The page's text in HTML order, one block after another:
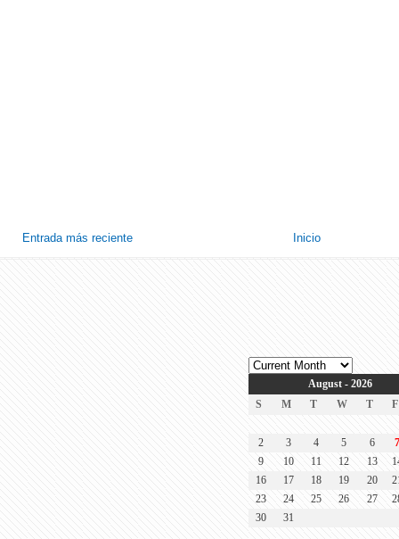
Entrada más reciente Inicio
August - 2026
S
M T W T F
2 3 4 5 6
9
10 11 12 13
16
17 18 19 20
23
24 25 26 27
30
31